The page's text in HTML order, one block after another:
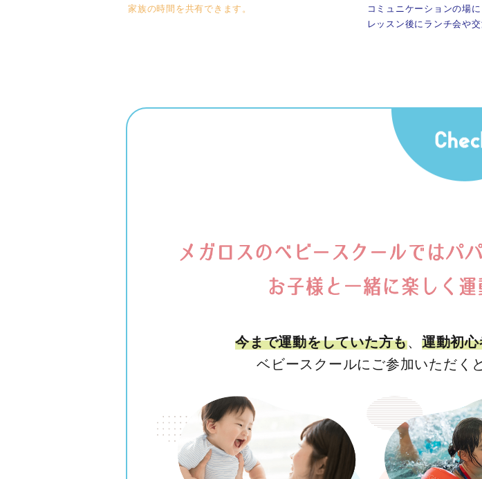
家族の時間を共有できます。
コミュニケーションの場に
レッスン後にランチ会や交
今まで運動をしていた方も、 運動初
ベビースクールにご参加いただく